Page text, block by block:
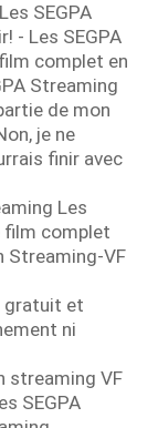
SEGPA
- Les SEGPA
complet en
Streaming
de mon
je ne
finir avec
Les
film complet
Streaming-VF
gratuit et
ni
streaming VF
SEGPA